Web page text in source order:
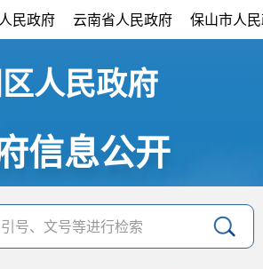
民政府 云南省人民政府 保山市人
人民政府
信息公开